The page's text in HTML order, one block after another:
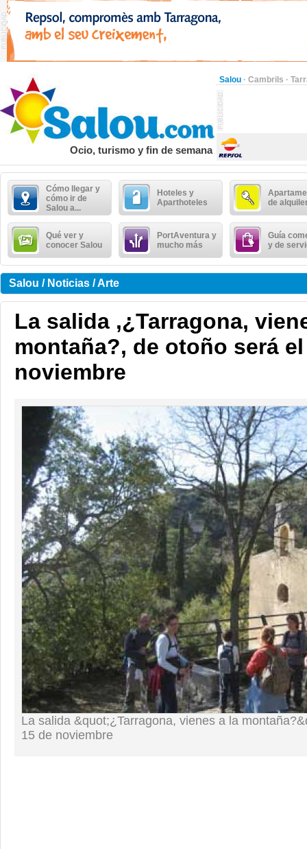
Salou · Cambrils ·
Ocio, turismo y fin de semana
Cómo llegar y
cómo ir de
Salou a...
Hoteles y
Aparthoteles
de
Qué ver y
conocer Salou
PortAventura y
mucho más
Guía
y de
Salou / Noticias / Arte
La salida ,¿Tarragona,
montaña?, de otoño será
noviembre
La salida &quot;¿Tarragona, vienes a la
15 de noviembre